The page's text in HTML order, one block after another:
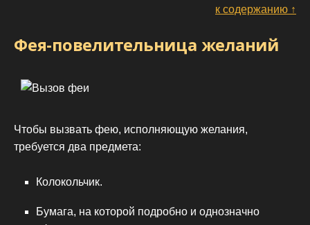
к содержанию ↑
Фея-повелительница желаний
Чтобы вызвать фею, исполняющую желания,
требуется два предмета:
Колокольчик.
Бумага, на которой подробно и однозначно